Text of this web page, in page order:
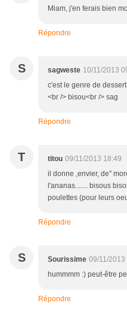
Miam, j'en ferais bien
Répondre
S sagweste 10/11/2013
c'est le genre de
<br /> bisou<br /> sag
Répondre
T titou 09/11/2013 18:49
il donne ,envier, de"
l'ananas....... bisous
poulettes (pour leurs
Répondre
S Sourissime 09/11/2013
hummmm :) peut-être
Répondre